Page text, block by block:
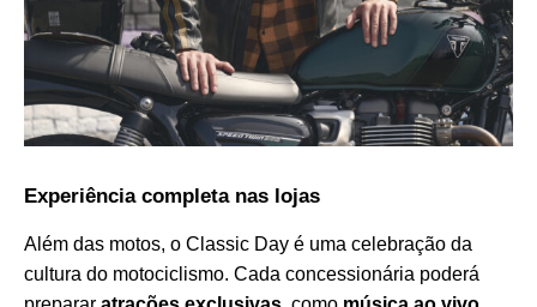
Experiência completa nas lojas
Além das motos, o Classic Day é uma celebração da
cultura do motociclismo. Cada concessionária poderá